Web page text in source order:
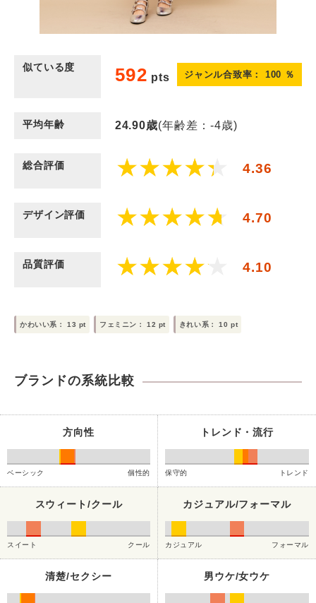
似ている度 592 pts ジャンル合致率： 100 ％
平均年齢 24.90歳(年齢差：-4歳)
総合評価 4.36
デザイン評価 4.70
品質評価 4.10
かわいい系：13 pt フェミニン： 12 pt きれい系：10pt
ブランドの系統比較
方向性
ベーシック 個性的
トレンド・流行
保守的 トレンド
スウィート/クール
スイート クール
カジュアル/フォーマル
カジュアル フォーマル
清楚/セクシー 男ウケ/女ウケ